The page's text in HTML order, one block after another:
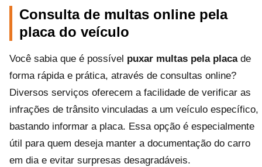
Consulta de multas online pela
placa do veículo
Você sabia que é possível puxar multas pela placade
forma rápida e prática, através de consultas online?
Diversos serviços oferecem a facilidade de verificar as
infrações de trânsito vinculadas a um veículo específico,
bastando informar a placa. Essa opção é especialmente
útil para quem deseja manter a documentação do carro
em dia e evitar surpresas desagradáveis.